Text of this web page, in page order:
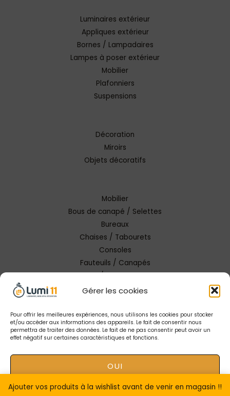
Gérer les cookies
Pour offrir les meilleures expériences, nous utilisons les cookies pour stocker
et/ou accéder aux informations des appareils. Le fait de consentir nous
permettra de traiter des données. Le fait de ne pas consentir peut avoir un
effet négatif sur certaines caractéristiques et fonctions.
OUI
NON
Ajouter vos produits à la wishlist avant de venir en magasin !!
Luminaires extérieur
Appliques extérieur
Bornes / Lampadaires
Lampes à poser extérieur
Mobilier
Plafonniers
Suspensions
Décoration
Miroirs
Objets décoratifs
Mobilier
Bous de canapé / Selettes
Bureaux
Chaises / Tabourets
Consoles
Fauteuils / Canapés
Tables / Tables basses
Copyright © 2026 Lumi 11 Carcassonne
Mentions Légales |Conception Tendance Digitale|
Gestion catalogue Lumi11